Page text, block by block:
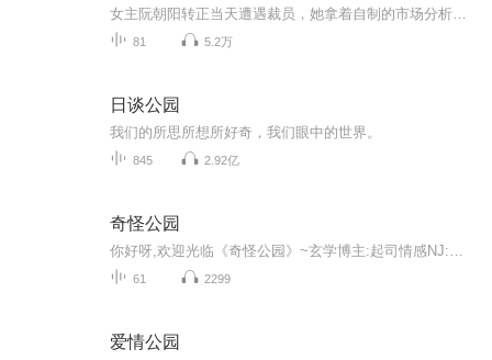
81 5.2万
日谈公园
我们的所思所想所好奇，我们眼中的世界。
845 2.92亿
奇怪公园
61 2299
爱情公园